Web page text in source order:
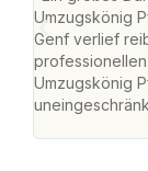
Umzugskönig
Genf verlief
Umzugskönig